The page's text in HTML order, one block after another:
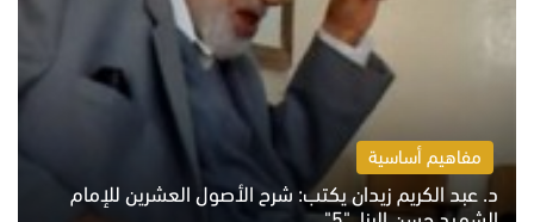
مفاهيم أساسية
د. عبد الكريم زيدان يكتب: شرح الأصول العشرين للإمام